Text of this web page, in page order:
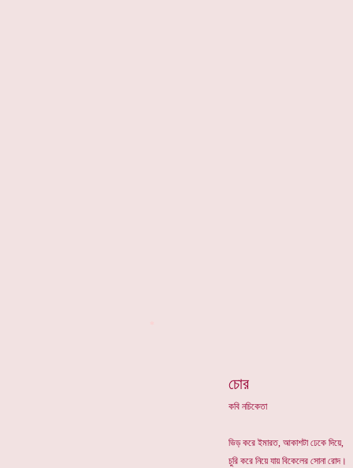
চোর
কবি নচিকেতা
ভিড় করে ইমারত, আকাশটা ঢেকে দিয়ে,
চুরি করে নিয়ে যায় বিকেলের সোনা রোদ।